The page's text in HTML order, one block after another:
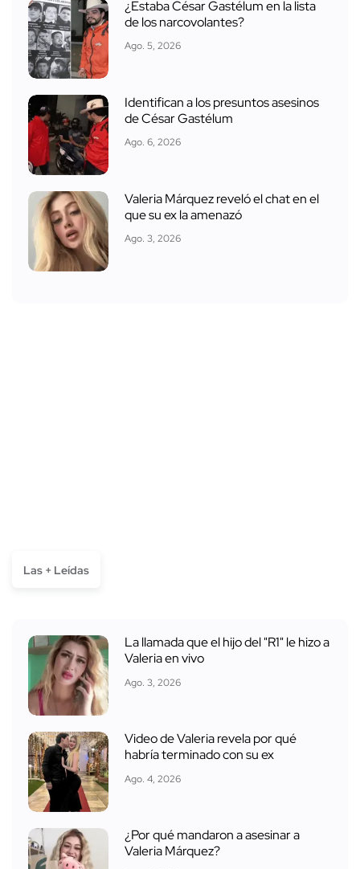
¿Estaba César Gastélum en la lista
de los narcovolantes?
Ago. 5, 2026
Identifican a los presuntos asesinos
de César Gastélum
Ago. 6, 2026
Valeria Márquez reveló el chat en el
que su ex la amenazó
Ago. 3, 2026
Las + Leídas
La llamada que el hijo del "R1" le hizo a
Valeria en vivo
Ago. 3, 2026
Video de Valeria revela por qué
habría terminado con su ex
Ago. 4, 2026
¿Por qué mandaron a asesinar a
Valeria Márquez?